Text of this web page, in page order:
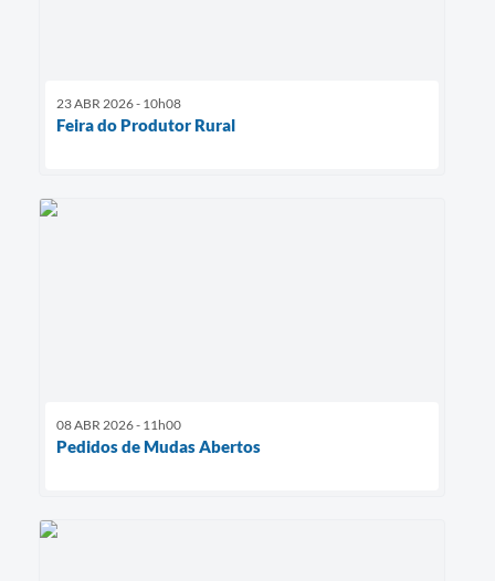
23 ABR 2026 - 10h08
Feira do Produtor Rural
08 ABR 2026 - 11h00
Pedidos de Mudas Abertos